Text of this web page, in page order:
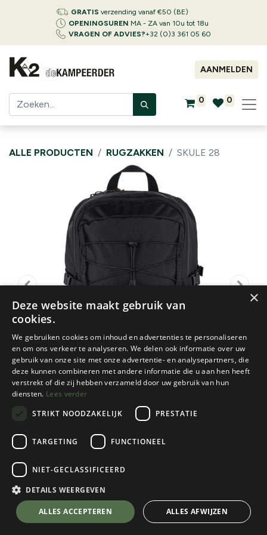
GRATIS verzending vanaf €50 (BE)
OPENINGSUREN MA - ZA van 10u tot 18u
VRAGEN OF ADVIES?+32 (0)3 361 05 60
AANMELDEN
0 0
ALLE PRODUCTEN RUGZAKKEN SKULE 28
Fjallraven
Skule 28
Black
Kies een kleur
Black
💬 Stel je vraag over dit product via WhatsApp
×
Deze website maakt gebruik van
cookies.
We gebruiken cookies om inhoud en advertenties te personaliseren
en om ons verkeer te analyseren. We delen ook informatie over uw
gebruik van onze site met onze advertentie- en analysepartners, die
deze kunnen combineren met andere informatie die u aan hen heeft
verstrekt of die zij hebben verzameld door uw gebruik van hun
diensten. Lees verder
STRIKT NOODZAKELIJK
PRESTATIE
TARGETING FUNCTIONEEL
NIET-GECLASSIFICEERD
DETAILS WEERGEVEN
ALLES ACCEPTEREN ALLES AFWIJZEN